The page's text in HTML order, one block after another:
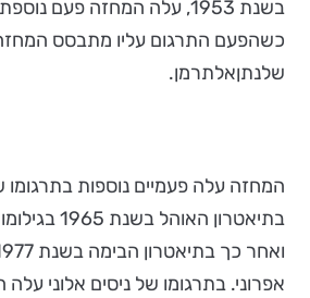
בשנת 1953, עלה המחזה פעם
כשהפעם התרגום עליו מתבסס
שלנתןאלתרמן.
המחזה עלה פעמיים נוספות
בתיאטרון
אפרוני. בתרגומו של ניסים אלוני